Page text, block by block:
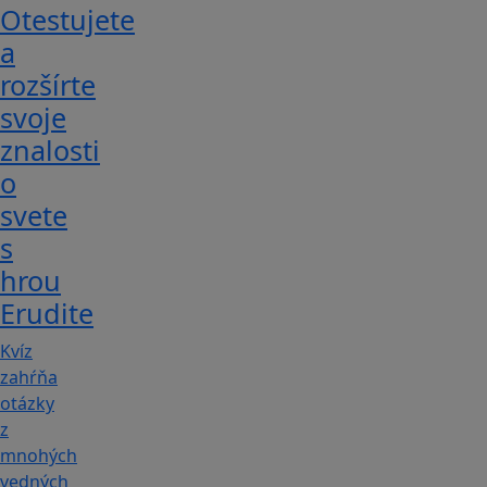
Otestujete
a
rozšírte
svoje
znalosti
o
svete
s
hrou
Erudite
Kvíz
zahŕňa
otázky
z
mnohých
vedných